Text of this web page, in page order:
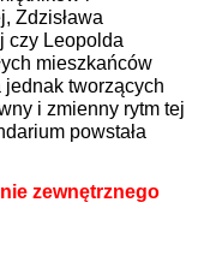
Zdzisława
czy Leopolda
mieszkańców
jednak tworzących
i zmienny rytm tej
powstała
zewnętrznego